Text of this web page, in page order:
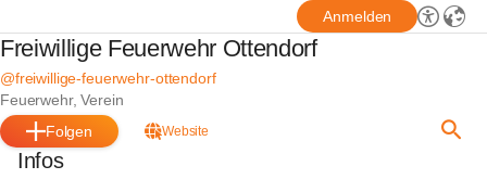
Anmelden
Freiwillige Feuerwehr Ottendorf
@freiwillige-feuerwehr-ottendorf
Feuerwehr, Verein
Folgen
Website
Infos